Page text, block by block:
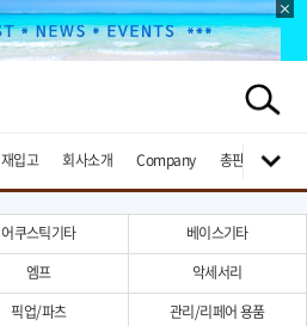
재입고 회사소개 Company 총판브랜드
어쿠스틱기타
베이스기타
엠프
악세서리
픽업/파츠
관리/리페어 용품